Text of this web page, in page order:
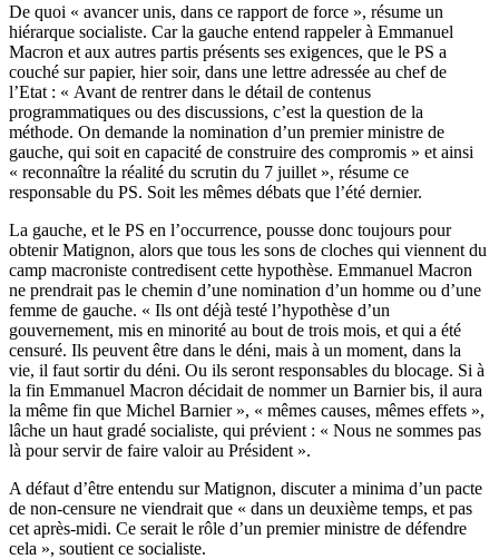
De quoi « avancer unis, dans ce rapport de force », résume un
hiérarque socialiste. Car la gauche entend rappeler à Emmanuel
Macron et aux autres partis présents ses exigences, que le PS a
couché sur papier, hier soir, dans une lettre adressée au chef de
l’Etat : « Avant de rentrer dans le détail de contenus
programmatiques ou des discussions, c’est la question de la
méthode. On demande la nomination d’un premier ministre de
gauche, qui soit en capacité de construire des compromis » et ainsi
« reconnaître la réalité du scrutin du 7 juillet », résume ce
responsable du PS. Soit les mêmes débats que l’été dernier.
La gauche, et le PS en l’occurrence, pousse donc toujours pour
obtenir Matignon, alors que tous les sons de cloches qui viennent du
camp macroniste contredisent cette hypothèse. Emmanuel Macron
ne prendrait pas le chemin d’une nomination d’un homme ou d’une
femme de gauche. « Ils ont déjà testé l’hypothèse d’un
gouvernement, mis en minorité au bout de trois mois, et qui a été
censuré. Ils peuvent être dans le déni, mais à un moment, dans la
vie, il faut sortir du déni. Ou ils seront responsables du blocage. Si à
la fin Emmanuel Macron décidait de nommer un Barnier bis, il aura
la même fin que Michel Barnier », « mêmes causes, mêmes effets »,
lâche un haut gradé socialiste, qui prévient : « Nous ne sommes pas
là pour servir de faire valoir au Président ».
A défaut d’être entendu sur Matignon, discuter a minima d’un pacte
de non-censure ne viendrait que « dans un deuxième temps, et pas
cet après-midi. Ce serait le rôle d’un premier ministre de défendre
cela », soutient ce socialiste.